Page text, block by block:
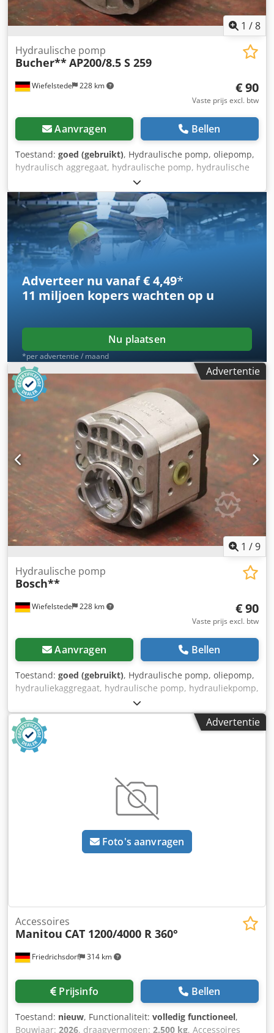
1 /8
Wiefelstede 228 km
Hydraulische pomp
Bucher**AP200/8.5 S 259
€ 90
Vaste prijs excl. btw
Aanvragen Bellen
Toestand: goed (gebruikt), Hydraulische pomp, oliepomp,
hydraulisch aggregaat, hydraulische pomp, hydraulische
pompen, rijmotor, aandrijfmotor, tandwielpomp, Gear
Pump - Fabrikant: Bucher, hydraulische tandwielpomp -
Type: AP200/8.5 S 259 Dodpfx Asvwka Depheck - Flens/as:
zie foto, vierkant 8 x 17 mm - Aantal: 7 pompen op
voorraad - Prijs: per stuk - Afmetingen: 84/82/H100 mm -
Gewicht: 2,0 kg
Adverteer nu vanaf € 4,49*
11 miljoen koperswachten op u
Nu plaatsen
*per advertentie / maand
Advertentie
1 /9
Wiefelstede 228 km
Hydraulische pomp
Bosch**
€ 90
Vaste prijs excl. btw
Aanvragen Bellen
Toestand: goed (gebruikt), Hydraulische pomp, oliepomp,
hydrauliekaggregaat, hydraulische pomp, hydrauliekpomp,
elektromotor, gelijkstroommotor, rijmotor, aandrijfmotor -
Fabrikant: Bosch, hydraulische pomp -Type: Flens/as: zie
foto, vierkant 8 x 17 mm -Aantal: 6 pompen beschikbaar
Dodevwi E Ejpfx Apheck -Prijs: per stuk -Afmetingen:
100/92/H84 mm -Gewicht: 2,0 kg
Advertentie
Foto's aanvragen
Friedrichsdorf 314 km
Accessoires
Manitou CAT 1200/4000 R 360°
Prijsinfo Bellen
Toestand: nieuw, Functionaliteit: volledig functioneel,
Bouwjaar: 2026, draagvermogen: 2.500 kg, Accessoires